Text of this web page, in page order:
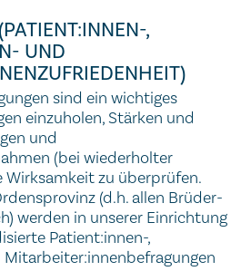
,
UND
sind ein wichtiges
einzuholen, Stärken und
und
(bei wiederholter
Wirksamkeit zu überprüfen.
(d.h. allen Brüder-
werden in unserer Einrichtung
Patient:innen-,